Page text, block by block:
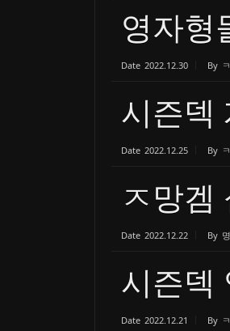
영자형
Date 2022.12.30 By
시즌덱
Date 2022.12.25 By
ㅈ망겜
Date 2022.12.22 By
시즌덱
Date 2022.12.21 By